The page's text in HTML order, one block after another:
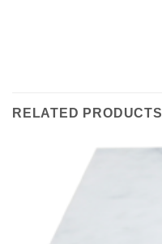
RELATED PRODUCTS